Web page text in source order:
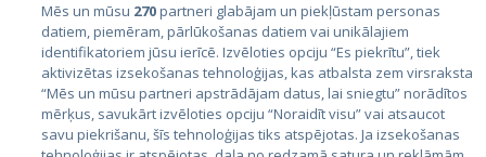
Valstis
Igaunija
Latvija
Mēs un mūsu 270partneri glabājam un piekļūstam personas
datiem, piemēram, pārlūkošanas datiem vai unikālajiem
identifikatoriem jūsu ierīcē. Izvēloties opciju “Es piekrītu”, tiek
aktivizētas izsekošanas tehnoloģijas, kas atbalsta zem virsraksta
“Mēs un mūsu partneri apstrādājam datus, lai sniegtu” norādītos
mērķus, savukārt izvēloties opciju “Noraidīt visu” vai atsaucot
savu piekrišanu, šīs tehnoloģijas tiks atspējotas. Ja izsekošanas